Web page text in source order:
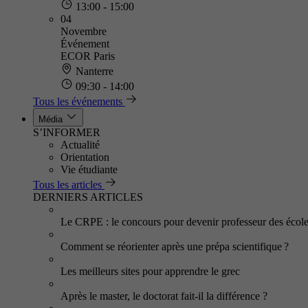
13:00 - 15:00
04
Novembre
Événement
ECOR Paris
Nanterre
09:30 - 14:00
Tous les événements
Média
S’INFORMER
Actualité
Orientation
Vie étudiante
Tous les articles
DERNIERS ARTICLES
Le CRPE : le concours pour devenir professeur des
Comment se réorienter après une prépa scientifique ?
Les meilleurs sites pour apprendre le grec
Après le master, le doctorat fait-il la différence ?